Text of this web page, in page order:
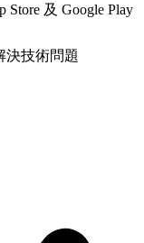
及 Google Play
決技術問題